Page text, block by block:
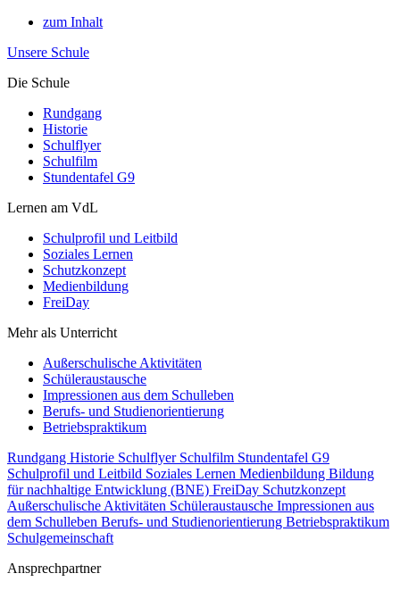
zum Inhalt
Unsere Schule
Die Schule
Rundgang
Historie
Schulflyer
Schulfilm
Stundentafel G9
Lernen am VdL
Schulprofil und Leitbild
Soziales Lernen
Schutzkonzept
Medienbildung
FreiDay
Mehr als Unterricht
Außerschulische Aktivitäten
Schüleraustausche
Impressionen aus dem Schulleben
Berufs- und Studienorientierung
Betriebspraktikum
Rundgang Historie Schulflyer Schulfilm Stundentafel G9
Schulprofil und Leitbild Soziales Lernen Medienbildung Bildung
für nachhaltige Entwicklung (BNE) FreiDay Schutzkonzept
Außerschulische Aktivitäten Schüleraustausche Impressionen aus
dem Schulleben Berufs- und Studienorientierung Betriebspraktikum
Schulgemeinschaft
Ansprechpartner